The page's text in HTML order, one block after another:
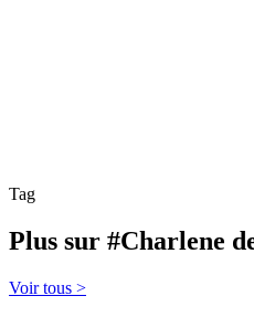
Tag
Plus sur #Charlene
Voir tous >